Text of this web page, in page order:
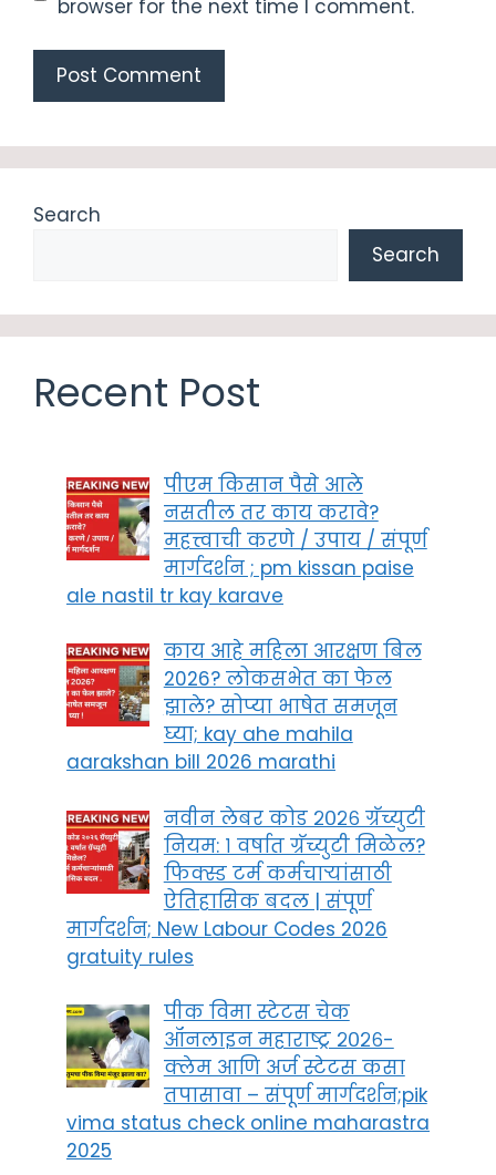
browser for the next time I comment.
Search
Search
Recent Post
पीएम किसान पैसे आले
नसतील तर काय करावे?
महत्त्वाची करणे / उपाय / संपूर्ण
मार्गदर्शन ; pm kissan paise
ale nastil tr kay karave
काय आहे महिला आरक्षण बिल
2026? लोकसभेत का फेल
झाले? सोप्या भाषेत समजून
घ्या; kay ahe mahila
aarakshan bill 2026 marathi
नवीन लेबर कोड २०२६ ग्रॅच्युटी
नियम: १ वर्षात ग्रॅच्युटी मिळेल?
फिक्स्ड टर्म कर्मचाऱ्यांसाठी
ऐतिहासिक बदल | संपूर्ण
मार्गदर्शन; New Labour Codes 2026
gratuity rules
पीक विमा स्टेटस चेक
ऑनलाइन महाराष्ट्र २०२६-
क्लेम आणि अर्ज स्टेटस कसा
तपासावा – संपूर्ण मार्गदर्शन;pik
vima status check online maharastra
2025